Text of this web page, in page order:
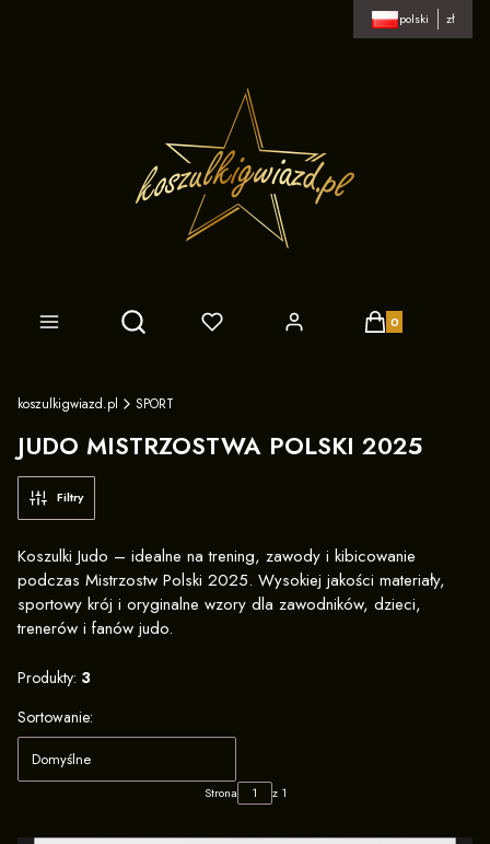
polski zł
Otwórz wyszukiwarkę Produkty w
koszulkigwiazd.pl SPORT
JUDO MISTRZOSTWA POLSKI 2025
Filtry
Koszulki Judo – idealne na trening, zawody i kibicowanie
podczas Mistrzostw Polski 2025. Wysokiej jakości materiały,
sportowy krój i oryginalne wzory dla zawodników, dzieci,
trenerów i fanów judo.
Produkty: 3
Lista produktów
Sortowanie:
Domyślne
Strona z 1